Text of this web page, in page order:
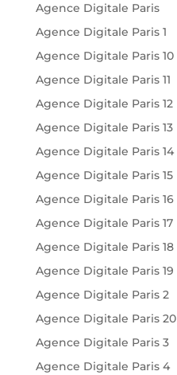
Agence Digitale Paris
Agence Digitale Paris 1
Agence Digitale Paris 10
Agence Digitale Paris 11
Agence Digitale Paris 12
Agence Digitale Paris 13
Agence Digitale Paris 14
Agence Digitale Paris 15
Agence Digitale Paris 16
Agence Digitale Paris 17
Agence Digitale Paris 18
Agence Digitale Paris 19
Agence Digitale Paris 2
Agence Digitale Paris 20
Agence Digitale Paris 3
Agence Digitale Paris 4